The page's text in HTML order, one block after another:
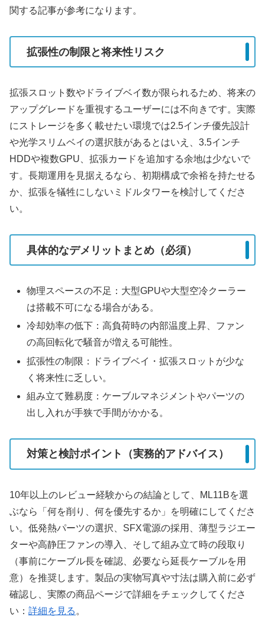
関する記事が参考になります。
拡張性の制限と将来性リスク
拡張スロット数やドライブベイ数が限られるため、将来の
アップグレードを重視するユーザーには不向きです。実際
にストレージを多く載せたい環境では2.5インチ優先設計
や光学スリムベイの選択肢があるとはいえ、3.5インチ
HDDや複数GPU、拡張カードを追加する余地は少ないで
す。長期運用を見据えるなら、初期構成で余裕を持たせる
か、拡張を犠牲にしないミドルタワーを検討してくださ
い。
具体的なデメリットまとめ（必須）
物理スペースの不足：大型GPUや大型空冷クーラー
は搭載不可になる場合がある。
冷却効率の低下：高負荷時の内部温度上昇、ファン
の高回転化で騒音が増える可能性。
拡張性の制限：ドライブベイ・拡張スロットが少な
く将来性に乏しい。
組み立て難易度：ケーブルマネジメントやパーツの
出し入れが手狭で手間がかかる。
対策と検討ポイント（実務的アドバイス）
10年以上のレビュー経験からの結論として、ML11Bを選
ぶなら「何を削り、何を優先するか」を明確にしてくださ
い。低発熱パーツの選択、SFX電源の採用、薄型ラジエー
ターや高静圧ファンの導入、そして組み立て時の段取り
（事前にケーブル長を確認、必要なら延長ケーブルを用
意）を推奨します。製品の実物写真や寸法は購入前に必ず
確認し、実際の商品ページで詳細をチェックしてくださ
い： 詳細を見る 。